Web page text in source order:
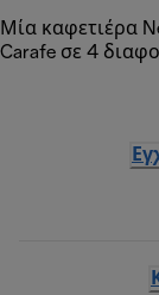
Μία καφετιέρα
Carafe σε 4